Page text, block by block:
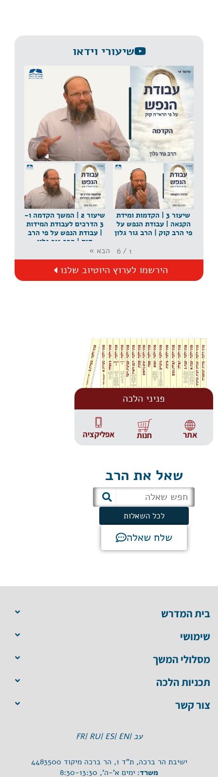
שיעורי וידאו
שיעור 1 | הקדמה | עבודת הנפש על פי הרב קוק | הרב
גור גלון
שיעור 2 | המשך הקדמה ו-
3 הדרכים לעבודת המידות
| עבודת הנפש על פי הרב
קוק | הרב גור גלון
שיעור 3 | הקדמות ומידת
הקנאה | עבודת הנפש על
פי הרב קוק | הרב גור גלון
1
/
6 הבא »
הירשמו לערוץ היוטיוב שלנו
פניני הלכה
אתר חנות אפליקציה
שאל את הרב
לכל השאלות
שלח שאלה
בית המדרש
שימושי
מסלולי המשך
תכניות הלכה
צור קשר
עב |EN |
ES |
RU |
FR
ישיבת הר ברכה, ת"ד 1, הר ברכה מיקוד 4483500
משרד: ימים א'-ה', 8:30-13:30